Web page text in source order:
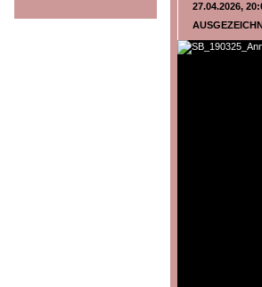
27.04.2026,